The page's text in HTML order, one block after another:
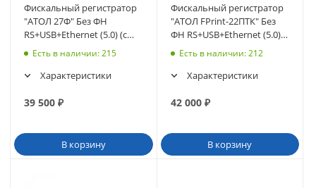
Фискальный регистратор
"АТОЛ 27Ф" Без ФН
RS+USB+Ethernet (5.0) (с
ИТС) (черный) (49168)
Есть в наличии: 215
Характеристики
39 500 ₽
В корзину
Фискальный регистратор
"АТОЛ FPrint-22ПТК" Без
ФН RS+USB+Ethernet (5.0)
(с ИТС) (черный) (50319)
Есть в наличии: 212
Характеристики
42 000₽
В корзину